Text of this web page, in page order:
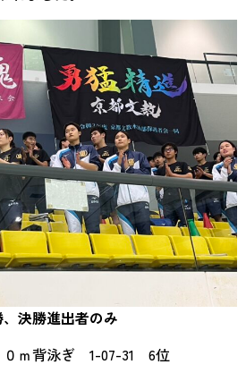
決勝進出者のみ
０ｍ背泳ぎ 1-07-31 6位